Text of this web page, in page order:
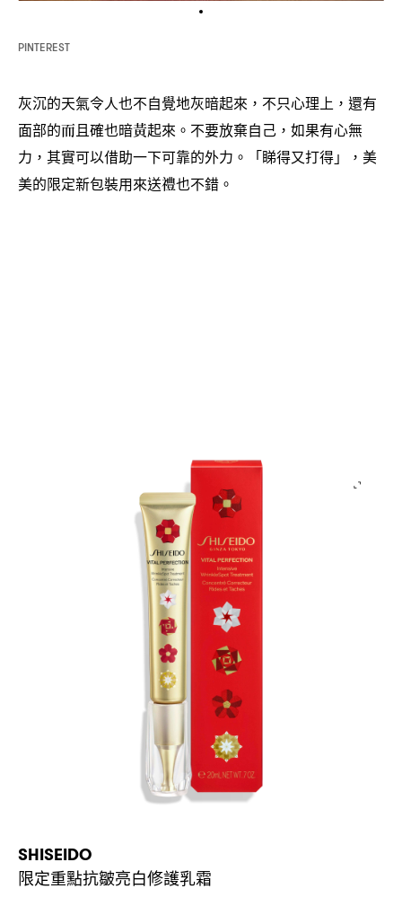
PINTEREST
灰沉的天氣令人也不自覺地灰暗起來 ， 不只心理上 ， 還有
面部的而且確也暗黃起來。不要放棄自己 ， 如果有心無
力 ， 其實可以借助一下可靠的外力。「睇得又打得」 ， 美
美的限定新包裝用來送禮也不錯。
SHISEIDO
限定重點抗皺亮白修護乳霜